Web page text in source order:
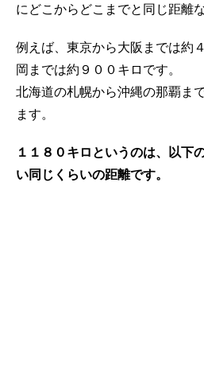
にどこからどこまでと同じ距離
例えば、東京から大阪までは約
岡までは約９００キロです。
北海道の札幌から沖縄の那覇ま
ます。
１１８０キロというのは、以下
い同じくらいの距離です。